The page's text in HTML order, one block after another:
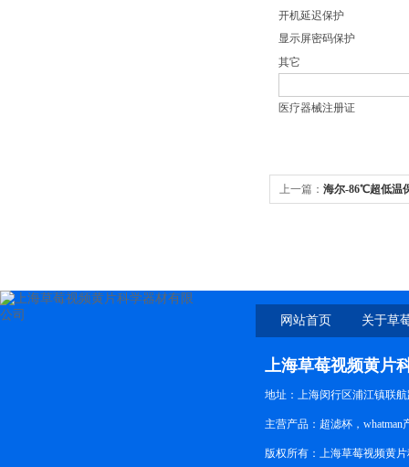
开机延迟保护
显示屏密码保护
其它
医疗器械注册证
上一篇： 海尔-86℃超低温
网站首页 关于草
上海草莓视频黄片
地址：上海闵行区浦江镇联
主营产品：超滤杯，whatman产
版权所有：上海草莓视频黄